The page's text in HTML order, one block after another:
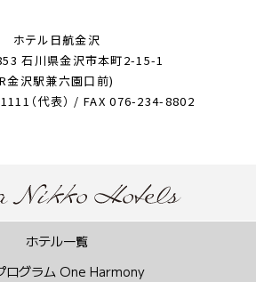
ホテル日航金沢
石川県金沢市本町2-15-1
金沢駅兼六園口前)
（代表） / FAX 076-234-8802